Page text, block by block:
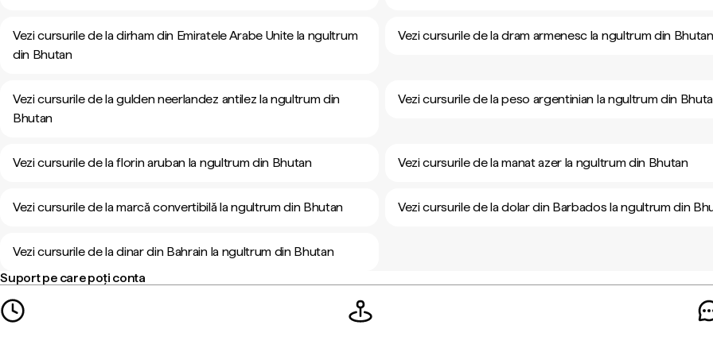
Vezi cursurile de la dirham din Emiratele Arabe Unite la ngultrum
din Bhutan
Vezi cursurile de la dram armenesc la ngultrum din Bhutan
Vezi cursurile de la gulden neerlandez antilez la ngultrum din
Bhutan
Vezi cursurile de la peso argentinian la ngultrum din
Vezi cursurile de la florin aruban la ngultrum din Bhutan Vezi cursurile de la manat azer la ngultrum din Bhutan
Vezi cursurile de la marcă convertibilă la ngultrum din Bhutan Vezi cursurile de la dolar din Barbados la ngultrum din
Vezi cursurile de la dinar din Bahrain la ngultrum din Bhutan
Suport pe care poți conta